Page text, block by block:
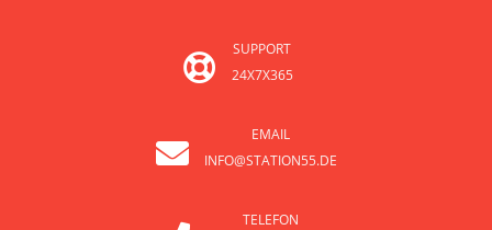
SUPPORT
24X7X365
EMAIL
INFO@STATION55.DE
TELEFON